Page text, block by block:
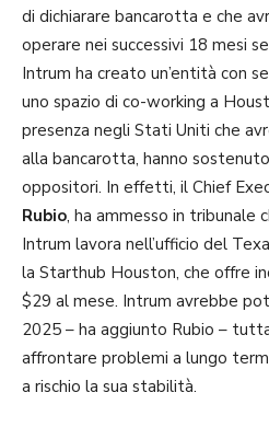
di dichiarare bancarotta e che
operare nei successivi 18 mesi
Intrum ha creato un’entità con
uno spazio di co-working a
presenza negli Stati Uniti che
alla bancarotta, hanno
oppositori. In effetti, il Chief
Rubio, ha ammesso in tribunale
Intrum lavora nell’ufficio del
la Starthub Houston, che offre
$29 al mese. Intrum avrebbe
2025 – ha aggiunto Rubio –
affrontare problemi a lungo
a rischio la sua stabilità.